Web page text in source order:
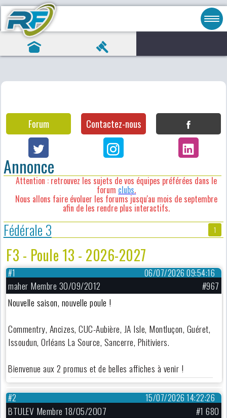
Forum Contactez-nous
Annonce
Attention : retrouvez les sujets de vos équipes préférées dans le
forum clubs.
Nous allons faire évoluer les forums jusqu'au mois de septembre
afin de les rendre plus interactifs.
Fédérale 3 1
F3 - Poule 13 - 2026-2027
06/07/2026 09:54:16
#1
maher Membre 30/09/2012
#967
Nouvelle saison, nouvelle poule !
Commentry, Ancizes, CUC-Aubière, JA Isle, Montluçon, Guéret,
Issoudun, Orléans La Source, Sancerre, Phitiviers.
Bienvenue aux 2 promus et de belles affiches à venir !
15/07/2026 14:22:26
#2
BTULEV Membre 18/05/2007
#1 680